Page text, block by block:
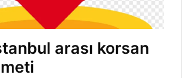
arası korsan